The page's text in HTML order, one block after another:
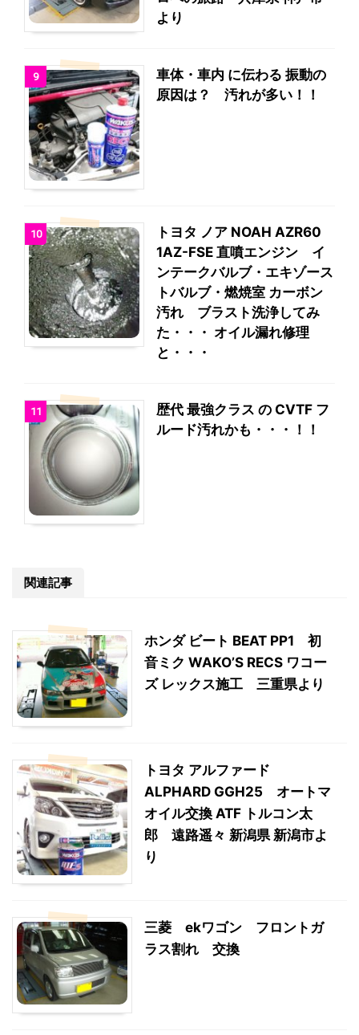
より
9
車体・車内 に伝わる 振動の
原因は？ 汚れが多い！！
10
トヨタ ノア NOAH AZR60
1AZ-FSE 直噴エンジン イ
ンテークバルブ・エキゾース
トバルブ・燃焼室 カーボン
汚れ ブラスト洗浄してみ
た・・・ オイル漏れ修理
と・・・
11
歴代 最強クラス の CVTF フ
ルード汚れかも・・・！！
関連記事
ホンダ ビート BEAT PP1 初
音ミク WAKO’S RECS ワコー
ズ レックス施工 三重県より
トヨタ アルファード
ALPHARD GGH25 オートマ
オイル交換 ATF トルコン太
郎 遠路遥々 新潟県 新潟市よ
り
三菱 ekワゴン フロントガ
ラス割れ 交換